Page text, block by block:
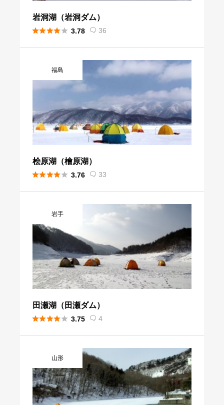
岩洞湖（岩洞ダム）
 3.78  36
福島
桧原湖（檜原湖）
 3.76  33
岩手
田瀬湖（田瀬ダム）
 3.75  4
山形